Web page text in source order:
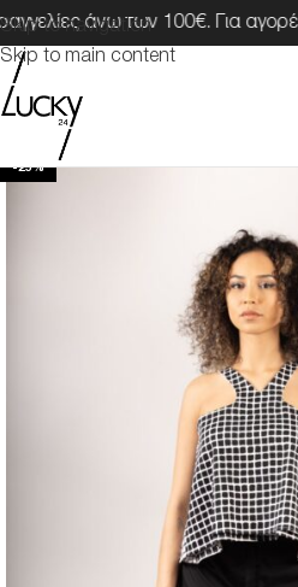
Skip to navigation
Skip to main content
άνω των 100€. Για
-25%